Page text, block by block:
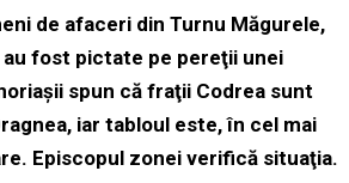
de afaceri din Turnu Măgurele,
au fost pictate pe pereţii unei
spun că fraţii Codrea sunt
iar tabloul este, în cel mai
Episcopul zonei verifică situaţia.